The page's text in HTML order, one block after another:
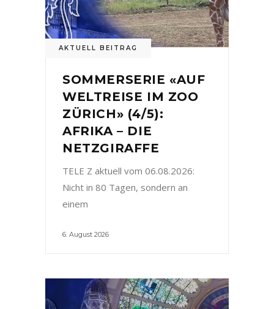
AKTUELL BEITRAG
SOMMERSERIE «AUF
WELTREISE IM ZOO
ZÜRICH» (4/5):
AFRIKA – DIE
NETZGIRAFFE
TELE Z aktuell vom 06.08.2026:
Nicht in 80 Tagen, sondern an
einem
6. August 2026